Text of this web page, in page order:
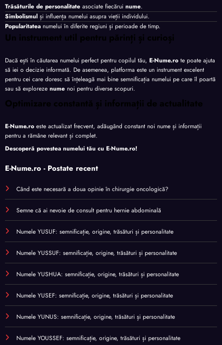
Trăsăturile de personalitate asociate fiecărui nume.
Simbolismul și influența numelui asupra vieții individului.
Popularitatea numelui în diferite regiuni și perioade de timp.
Un instrument util pentru părinți și curioși
Dacă ești în căutarea numelui perfect pentru copilul tău, E-Nume.ro te poate ajuta
să iei o decizie informată. De asemenea, platforma este un instrument excelent
pentru cei care doresc să înțeleagă mai bine semnificația numelui pe care îl poartă
sau să exploreze nume noi pentru diverse scopuri.
Optimizare constantă și informații de actualitate
E-Nume.ro este actualizat frecvent, adăugând constant noi nume și informații
pentru a rămâne relevant și complet.
Descoperă povestea numelui tău cu E-Nume.ro!
E-Nume.ro - Postate recent
Când este necesară a doua opinie în chirurgie oncologică?
Semne că ai nevoie de consult pentru hernie abdominală
Numele YUSUF: semnificație, origine, trăsături și personalitate
Numele YUSSUF: semnificație, origine, trăsături și personalitate
Numele YUSHUA: semnificație, origine, trăsături și personalitate
Numele YUSEF: semnificație, origine, trăsături și personalitate
Numele YUNUS: semnificație, origine, trăsături și personalitate
Numele YOUSSEF: semnificație, origine, trăsături și personalitate